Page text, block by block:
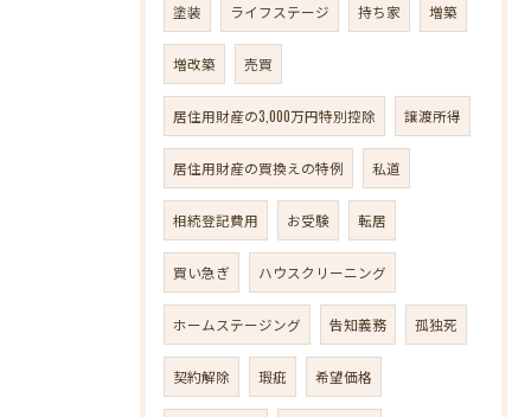
塗装 ライフステージ 持ち家 増築
増改築 売買
居住用財産の3,000万円特別控除 譲渡所得
居住用財産の買換えの特例 私道
相続登記費用 お受験 転居
買い急ぎ ハウスクリーニング
ホームステージング 告知義務 孤独死
契約解除 瑕疵 希望価格